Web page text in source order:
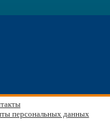
персональных данных